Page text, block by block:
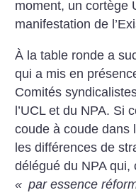
moment, un cortège
manifestation de
À la table ronde a
qui a mis en
Comités
l’UCL et du NPA. Si
coude à coude dans
les différences de
délégué du NPA
« par essence